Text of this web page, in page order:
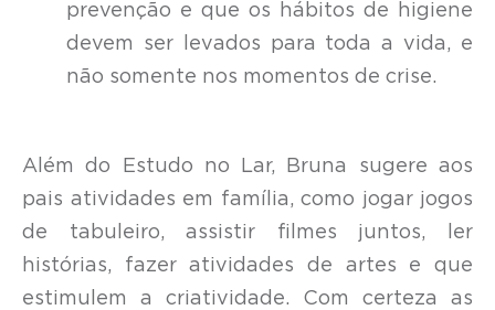
prevenção e que os hábitos de higiene
devem ser levados para toda a vida, e
não somente nos momentos de crise.
Além do Estudo no Lar, Bruna sugere aos
pais atividades em família, como jogar jogos
de tabuleiro, assistir filmes juntos, ler
histórias, fazer atividades de artes e que
estimulem a criatividade. Com certeza as